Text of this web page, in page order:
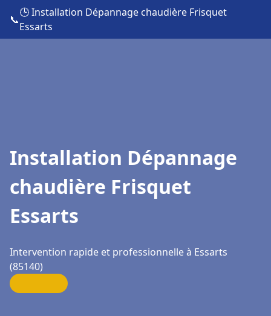
📞
🕒 Installation Dépannage chaudière Frisquet
Essarts
Installation Dépannage
chaudière Frisquet
Essarts
Intervention rapide et professionnelle à Essarts
(85140)